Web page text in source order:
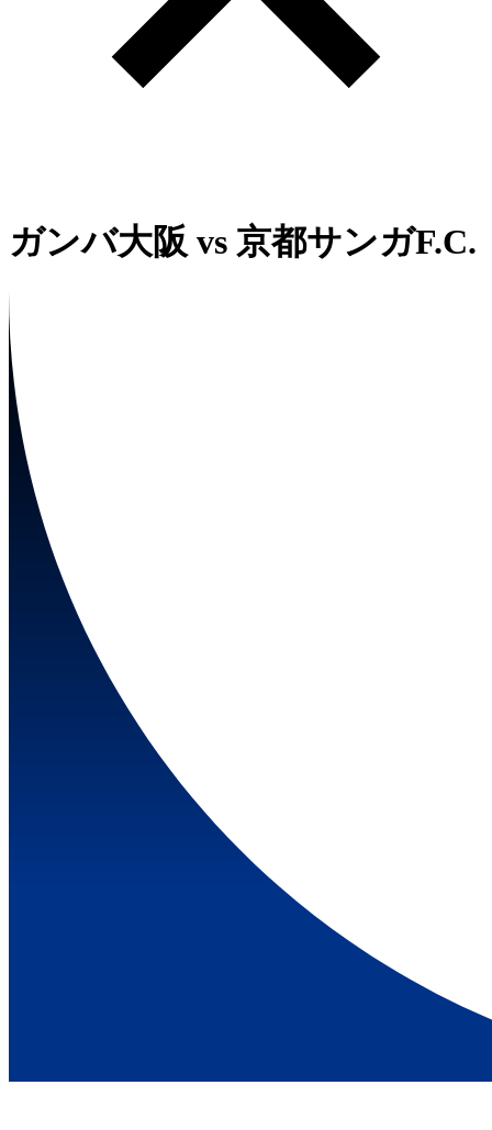
ガンバ大阪 vs 京都サンガF.C.